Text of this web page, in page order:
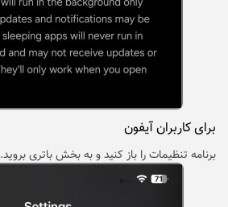
برای کاربران آیفون
برنامه تنظیمات را باز کنید و به بخش باتری بروید.